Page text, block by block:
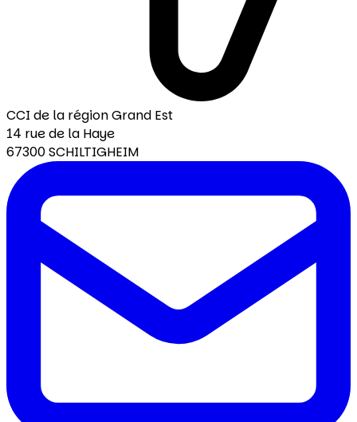
CCI de la région Grand Est
14 rue de la Haye
67300 SCHILTIGHEIM